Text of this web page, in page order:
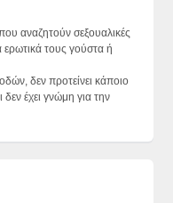
αναζητούν σεξουαλικές
ερωτικά τους γούστα ή
δεν προτείνει κάποιο
έχει γνώμη για την